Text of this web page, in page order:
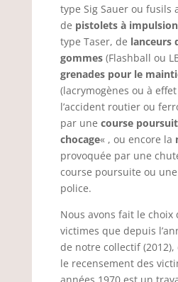
type Sig Sauer ou fusils
de pistolets à
type Taser, de lanceurs
gommes(Flashball ou
grenades pour le
(lacrymogènes ou à
l’accident routier ou
par une course
chocage« , ou encore la
provoquée par une
course poursuite ou
police.
Nous avons fait le choix
victimes que depuis
de notre collectif
le recensement des